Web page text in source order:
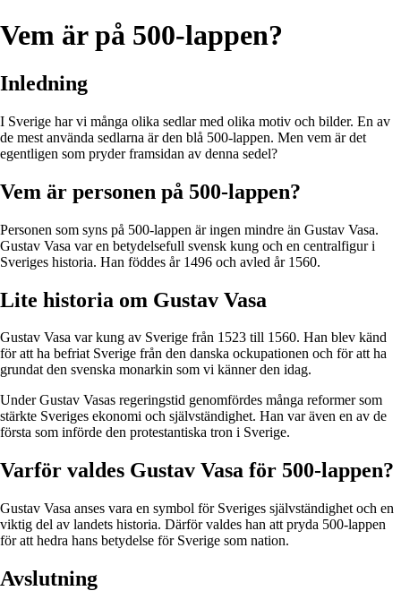
Vem är på 500-lappen?
Inledning
I Sverige har vi många olika sedlar med olika motiv och bilder. En av
de mest använda sedlarna är den blå 500-lappen. Men vem är det
egentligen som pryder framsidan av denna sedel?
Vem är personen på 500-lappen?
Personen som syns på 500-lappen är ingen mindre än Gustav Vasa.
Gustav Vasa var en betydelsefull svensk kung och en centralfigur i
Sveriges historia. Han föddes år 1496 och avled år 1560.
Lite historia om Gustav Vasa
Gustav Vasa var kung av Sverige från 1523 till 1560. Han blev känd
för att ha befriat Sverige från den danska ockupationen och för att ha
grundat den svenska monarkin som vi känner den idag.
Under Gustav Vasas regeringstid genomfördes många reformer som
stärkte Sveriges ekonomi och självständighet. Han var även en av de
första som införde den protestantiska tron i Sverige.
Varför valdes Gustav Vasa för 500-lappen?
Gustav Vasa anses vara en symbol för Sveriges självständighet och en
viktig del av landets historia. Därför valdes han att pryda 500-lappen
för att hedra hans betydelse för Sverige som nation.
Avslutning